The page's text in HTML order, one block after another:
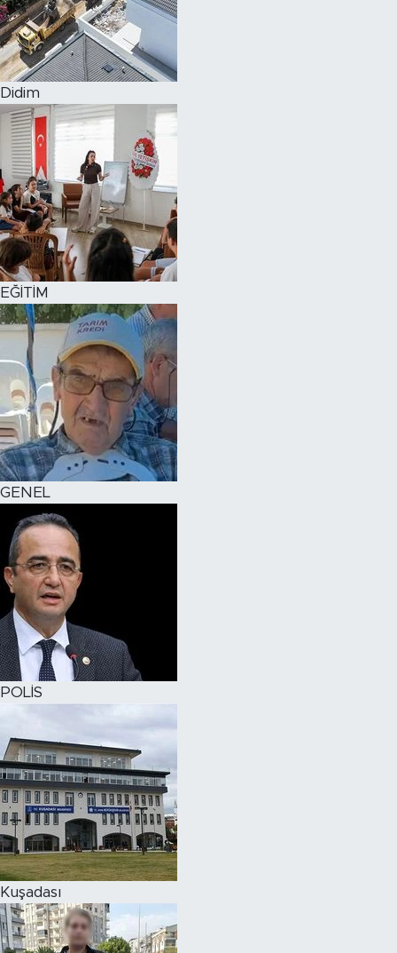
Didim
EĞİTİM
GENEL
POLİS
Kuşadası